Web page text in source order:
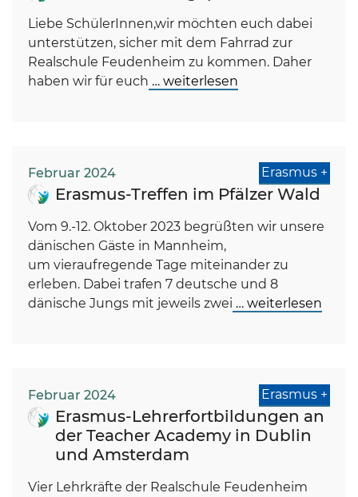
Liebe SchülerInnen,wir möchten euch dabei
unterstützen, sicher mit dem Fahrrad zur
Realschule Feudenheim zu kommen. Daher
haben wir für euch … weiterlesen
Februar 2024 Erasmus +
Erasmus-Treffen im Pfälzer Wald
Vom 9.-12. Oktober 2023 begrüßten wir unsere
dänischen Gäste in Mannheim,
um vieraufregende Tage miteinander zu
erleben. Dabei trafen 7 deutsche und 8
dänische Jungs mit jeweils zwei … weiterlesen
Februar 2024 Erasmus +
Erasmus-Lehrerfortbildungen an
der Teacher Academy in Dublin
und Amsterdam
Vier Lehrkräfte der Realschule Feudenheim